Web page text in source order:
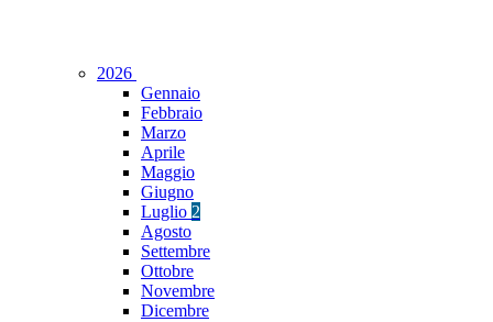
2026
Gennaio
Febbraio
Marzo
Aprile
Maggio
Giugno
Luglio 2
Agosto
Settembre
Ottobre
Novembre
Dicembre